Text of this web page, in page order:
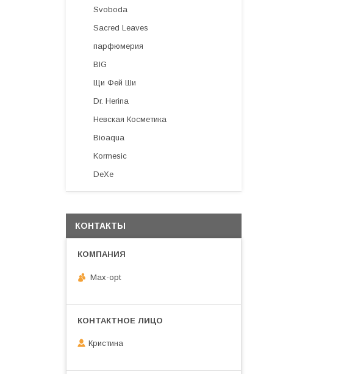
Svoboda
Sacred Leaves
парфюмерия
BIG
Щи Фей Ши
Dr. Herina
Невская Косметика
Bioaqua
Kormesic
DeXe
КОНТАКТЫ
Max-opt
Кристина